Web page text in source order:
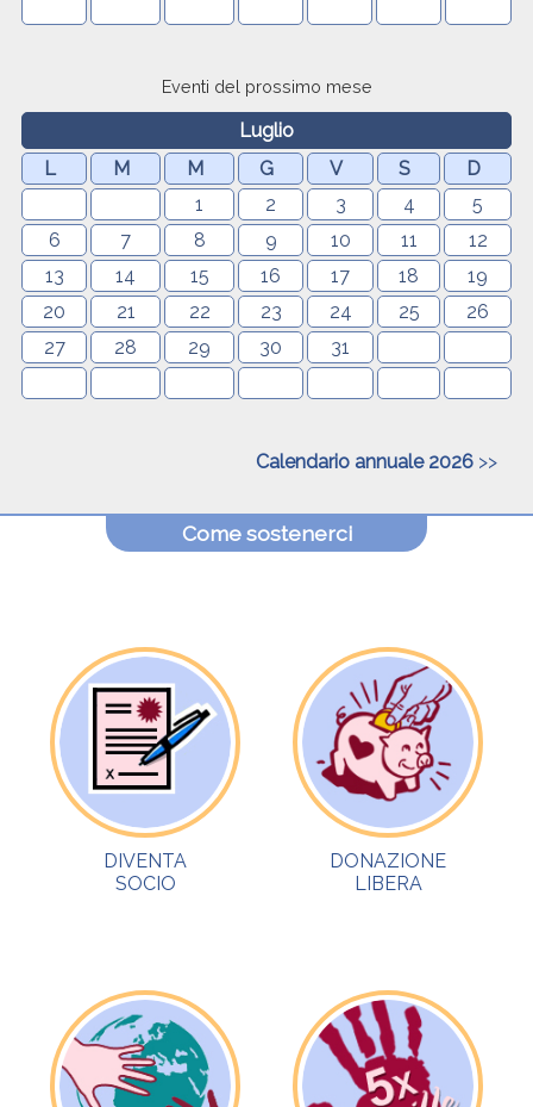
Eventi del prossimo mese
Luglio
L
M M G V S
D
1
2 3 4
5
6
7 8 9 10 11
12
13
14 15 16 17 18
19
20
21 22 23 24 25
26
27
28 29 30 31
Calendario annuale 2026 >>
Come sostenerci
DIVENTA
SOCIO
DONAZIONE
LIBERA